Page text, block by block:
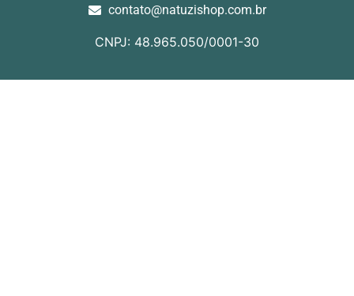
contato@natuzishop.com.br
CNPJ: 48.965.050/0001-30